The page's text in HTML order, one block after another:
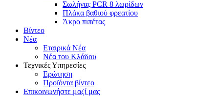
Σωλήνας PCR 8 λωρίδων
Πλάκα βαθιού φρεατίου
Άκρο πιπέτας
Βίντεο
Νέα
Εταιρικά Νέα
Νέα του Κλάδου
Τεχνικές Υπηρεσίες
Ερώτηση
Προϊόντα βίντεο
Επικοινωνήστε μαζί μας